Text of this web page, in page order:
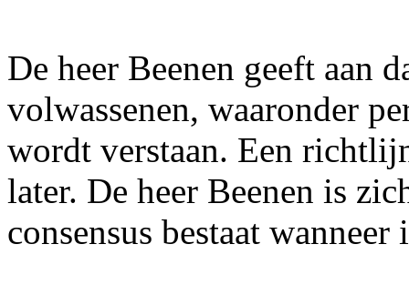
De heer Beenen geeft aan
volwassenen, waaronder
wordt verstaan. Een
later. De heer Beenen is
consensus bestaat wanneer